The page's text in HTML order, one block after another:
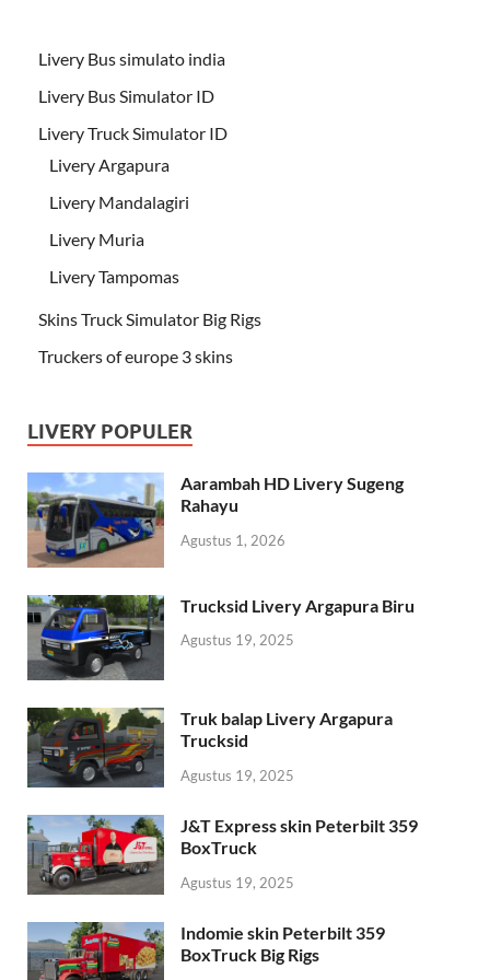
Livery Bus simulato india
Livery Bus Simulator ID
Livery Truck Simulator ID
Livery Argapura
Livery Mandalagiri
Livery Muria
Livery Tampomas
Skins Truck Simulator Big Rigs
Truckers of europe 3 skins
LIVERY POPULER
Aarambah HD Livery Sugeng
Rahayu
Agustus 1, 2026
Trucksid Livery Argapura Biru
Agustus 19, 2025
Truk balap Livery Argapura
Trucksid
Agustus 19, 2025
J&T Express skin Peterbilt 359
BoxTruck
Agustus 19, 2025
Indomie skin Peterbilt 359
BoxTruck Big Rigs